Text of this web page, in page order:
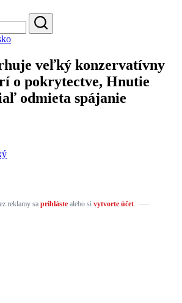
Search
veľký konzervatívny
o pokrytectve, Hnutie
odmieta spájanie
reklamy sa prihlástealebo si vytvorte účet.